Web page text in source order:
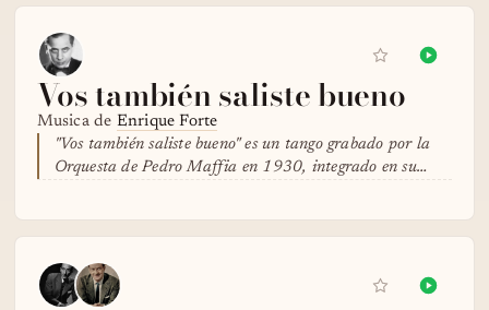
Vos también saliste bueno
Musica de Enrique Forte
"Vos también saliste bueno" es un tango grabado por la
Orquesta de Pedro Maffia en 1930, integrado en su…